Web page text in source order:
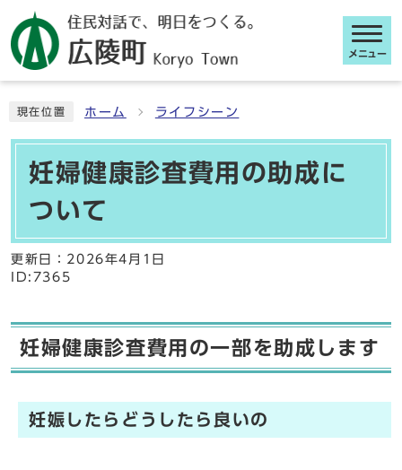
メニュー
現在位置 ホーム ライフシーン
妊婦健康診査費用の助成に
ついて
更新日： 2026年4月1日
ID:7365
妊婦健康診査費用の一部を助成します
妊娠したらどうしたら良いの